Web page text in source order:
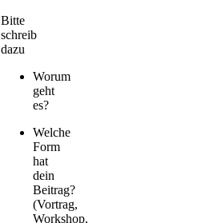
Bitte
schreib
dazu
Worum
geht
es?
Welche
Form
hat
dein
Beitrag?
(Vortrag,
Workshop,